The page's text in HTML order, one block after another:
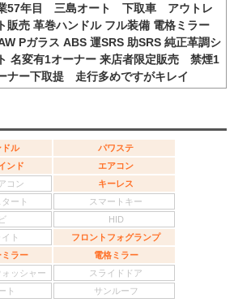
57年目 三島オート 下取車 アウトレ
販売 革巻ハンドル フル装備 電格ミラー
Pガラス ABS 運SRS 助SRS 純正革調シ
名変有1オーナー 来店者限定販売 禁煙1
ナー下取提 走行多めですがキレイ
ドル
パワステ
ンド
エアコン
コン
キーレス
ート
スマートキー
HID
ト
フロントフォグランプ
ミラー
電格ミラー
ッシャー
スライドドア
ト
サンルーフ